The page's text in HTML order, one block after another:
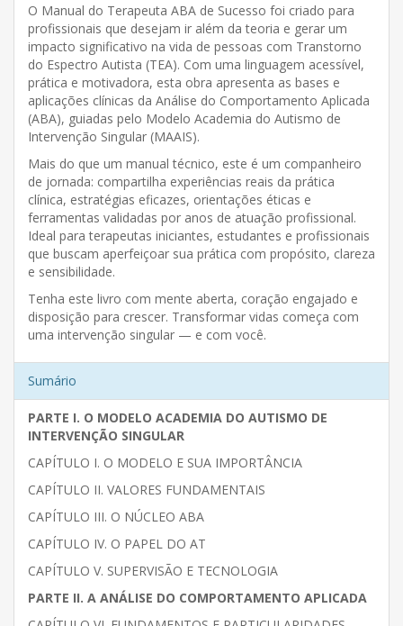
O Manual do Terapeuta ABA de Sucesso foi criado para
profissionais que desejam ir além da teoria e gerar um
impacto significativo na vida de pessoas com Transtorno
do Espectro Autista (TEA). Com uma linguagem acessível,
prática e motivadora, esta obra apresenta as bases e
aplicações clínicas da Análise do Comportamento Aplicada
(ABA), guiadas pelo Modelo Academia do Autismo de
Intervenção Singular (MAAIS).
Mais do que um manual técnico, este é um companheiro
de jornada: compartilha experiências reais da prática
clínica, estratégias eficazes, orientações éticas e
ferramentas validadas por anos de atuação profissional.
Ideal para terapeutas iniciantes, estudantes e profissionais
que buscam aperfeiçoar sua prática com propósito, clareza
e sensibilidade.
Tenha este livro com mente aberta, coração engajado e
disposição para crescer. Transformar vidas começa com
uma intervenção singular — e com você.
Sumário
PARTE I. O MODELO ACADEMIA DO AUTISMO DE
INTERVENÇÃO SINGULAR
CAPÍTULO I. O MODELO E SUA IMPORTÂNCIA
CAPÍTULO II. VALORES FUNDAMENTAIS
CAPÍTULO III. O NÚCLEO ABA
CAPÍTULO IV. O PAPEL DO AT
CAPÍTULO V. SUPERVISÃO E TECNOLOGIA
PARTE II. A ANÁLISE DO COMPORTAMENTO APLICADA